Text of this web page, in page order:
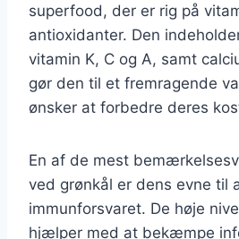
superfood, der er rig på
antioxidanter. Den
vitamin K, C og A, samt
gør den til et fremragende
ønsker at forbedre deres
En af de mest
ved grønkål er dens evne til
immunforsvaret. De høje
hjælper med at bekæmpe